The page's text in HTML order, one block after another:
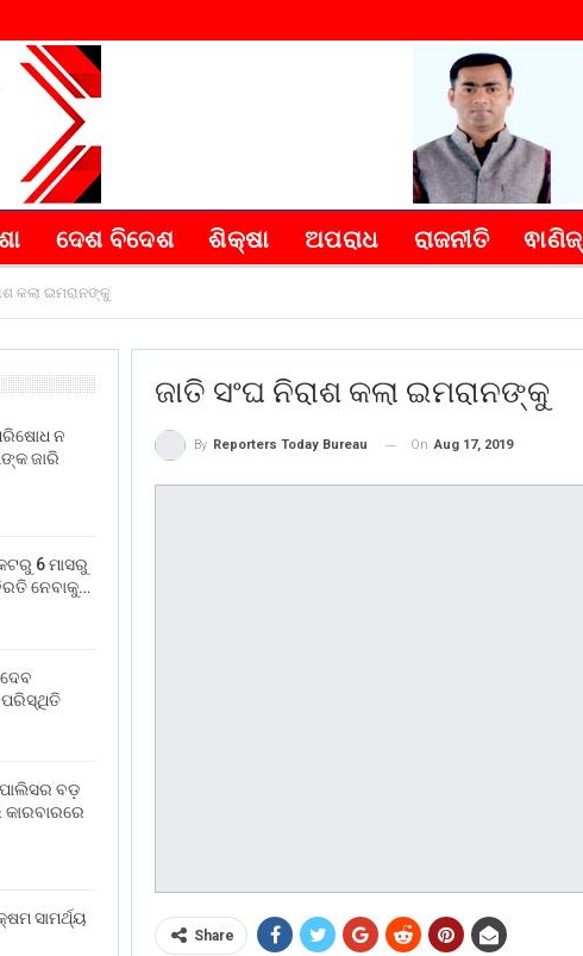
ଦେଶ ବିଦେଶ ଶିକ୍ଷା ଅପରାଧ ରାଜନୀତି
କଲା ଇମରାନଙ୍କୁ
ଜାତି ସଂଘ ନିରାଶ କଲା ଇମରାନଙ୍କୁ
By Reporters Today Bureau On Aug 17, 2019
Share
ନ
ଜାରି
6 ମାସରୁ
ନେବାକୁ…
ବଡ଼
ସାମର୍ଥ୍ୟ